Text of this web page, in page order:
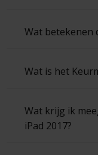
Wat betekenen
Wat is het
Wat krijg ik
iPad 2017?